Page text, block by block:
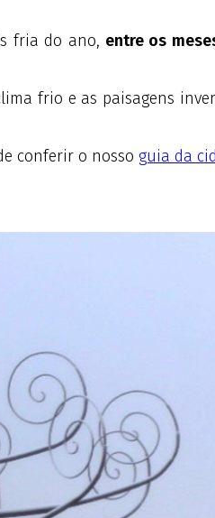
fria do ano, entre os
frio e as paisagens
conferir o nosso guia da